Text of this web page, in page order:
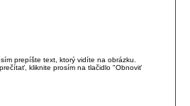
prepíšte text, ktorý vidíte na obrázku.
kliknite prosím na tlačidlo "Obnoviť